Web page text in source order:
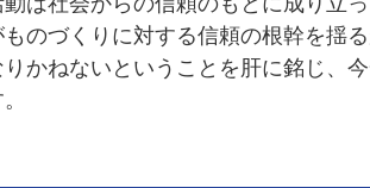
のづくりに対する信頼の根幹を揺
かねないということを肝に銘じ、